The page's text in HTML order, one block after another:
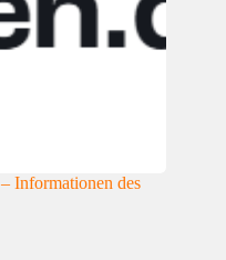
Informationen des